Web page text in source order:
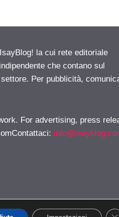
la cui rete editoriale
che contano sul
Per pubblicità,
For advertising, press
: